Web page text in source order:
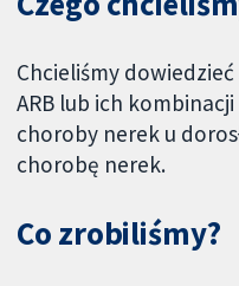
Chcieliśmy dowiedzieć
ARB lub ich
choroby nerek u
chorobę nerek.
Co zrobiliśmy?